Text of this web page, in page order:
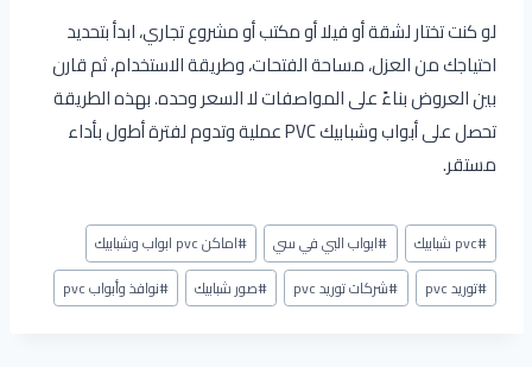
لو كنت تختار لشقة أو فيلا أو مكتب أو مشروع تجاري، ابدأ بتحديد
احتياجك من العزل، مساحة الفتحات، وطريقة الاستخدام، ثم قارن
بين العروض بناءً على المواصفات لا السعر وحده. بهذه الطريقة
تحصل على أبواب وشبابيك PVC عملية وتدوم لفترة أطول بأداء
مستقر.
وسوم
المقال:
#pvc شبابيك #ابواب البي في سي #اماكن pvc ابواب وشبابيك
#توريد pvc #شركات توريد pvc #صور شبابيك #نوافذ وأبواب pvc